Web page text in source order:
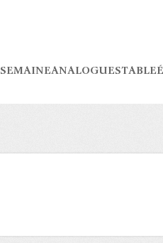
SEMAINEANALOGUESTABLE